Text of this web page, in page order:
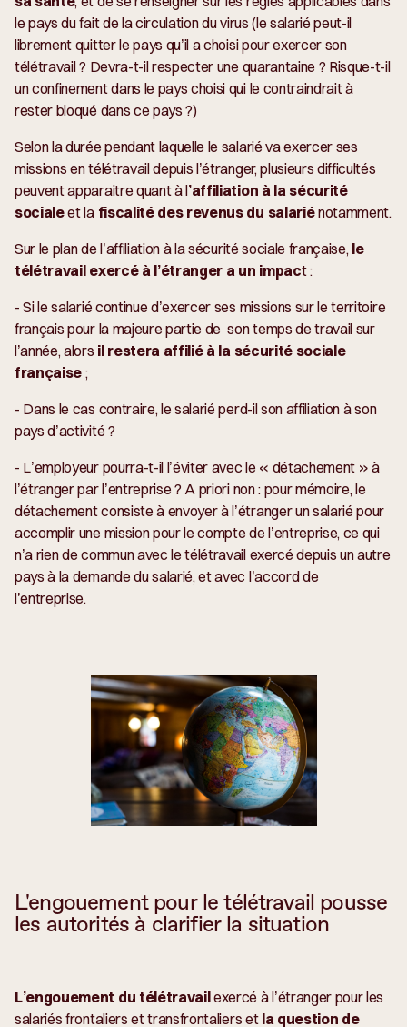
le pays du fait de la circulation du virus (le salarié peut-il
librement quitter le pays qu’il a choisi pour exercer son
télétravail ? Devra-t-il respecter une quarantaine ? Risque-t-il
un confinement dans le pays choisi qui le contraindrait à
rester bloqué dans ce pays ?)
Selon la durée pendant laquelle le salarié va exercer ses
missions en télétravail depuis l’étranger, plusieurs difficultés
peuvent apparaitre quant à l’affiliation à la sécurité
socialeet la fiscalité des revenus du salariénotamment.
Sur le plan de l’affiliation à la sécurité sociale française, le
télétravail exercé à l’étranger a un impact :
- Si le salarié continue d’exercer ses missions sur le territoire
français pour la majeure partie de son temps de travail sur
l’année, alors il restera affilié à la sécurité sociale
française ;
- Dans le cas contraire, le salarié perd-il son affiliation à son
pays d’activité ?
- L’employeur pourra-t-il l’éviter avec le « détachement » à
l’étranger par l’entreprise ? A priori non : pour mémoire, le
détachement consiste à envoyer à l’étranger un salarié pour
accomplir une mission pour le compte de l’entreprise, ce qui
n’a rien de commun avec le télétravail exercé depuis un autre
pays à la demande du salarié, et avec l’accord de
l’entreprise.
L'engouement pour le télétravail pousse
les autorités à clarifier la situation
L’engouement du télétravailexercé à l’étranger pour les
salariés frontaliers et transfrontaliers et la question de